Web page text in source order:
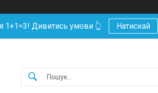
1+1=3! Дивитись умови 👆 Натискай